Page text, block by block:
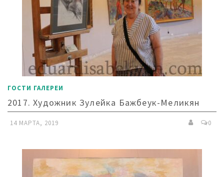
ГОСТИ ГАЛЕРЕИ
2017. Художник Зулейка Бажбеук-Меликян
14 МАРТА, 2019 0